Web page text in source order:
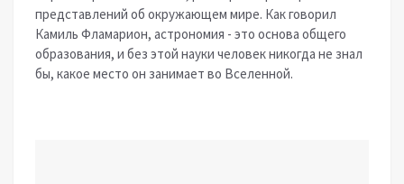
представлений об окружающем мире. Как говорил
Камиль Фламарион, астрономия - это основа общего
образования, и без этой науки человек никогда не знал
бы, какое место он занимает во Вселенной.